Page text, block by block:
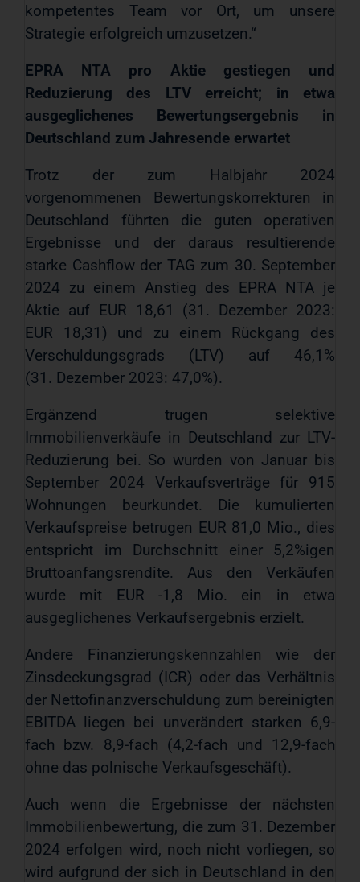
kompetentes Team vor Ort, um unsere
Strategie erfolgreich umzusetzen.“
EPRA NTA pro Aktie gestiegen und
Reduzierung des LTV erreicht; in etwa
ausgeglichenes Bewertungsergebnis in
Deutschland zum Jahresende erwartet
Trotz der zum Halbjahr 2024
vorgenommenen Bewertungskorrekturen in
Deutschland führten die guten operativen
Ergebnisse und der daraus resultierende
starke Cashflow der TAG zum 30. September
2024 zu einem Anstieg des EPRA NTA je
Aktie auf EUR 18,61 (31. Dezember 2023:
EUR 18,31) und zu einem Rückgang des
Verschuldungsgrads (LTV) auf 46,1%
(31. Dezember 2023: 47,0%).
Ergänzend trugen selektive
Immobilienverkäufe in Deutschland zur LTV-
Reduzierung bei. So wurden von Januar bis
September 2024 Verkaufsverträge für 915
Wohnungen beurkundet. Die kumulierten
Verkaufspreise betrugen EUR 81,0 Mio., dies
entspricht im Durchschnitt einer 5,2%igen
Bruttoanfangsrendite. Aus den Verkäufen
wurde mit EUR -1,8 Mio. ein in etwa
ausgeglichenes Verkaufsergebnis erzielt.
Andere Finanzierungskennzahlen wie der
Zinsdeckungsgrad (ICR) oder das Verhältnis
der Nettofinanzverschuldung zum bereinigten
EBITDA liegen bei unverändert starken 6,9-
fach bzw. 8,9-fach (4,2-fach und 12,9-fach
ohne das polnische Verkaufsgeschäft).
Auch wenn die Ergebnisse der nächsten
Immobilienbewertung, die zum 31. Dezember
2024 erfolgen wird, noch nicht vorliegen, so
wird aufgrund der sich in Deutschland in den